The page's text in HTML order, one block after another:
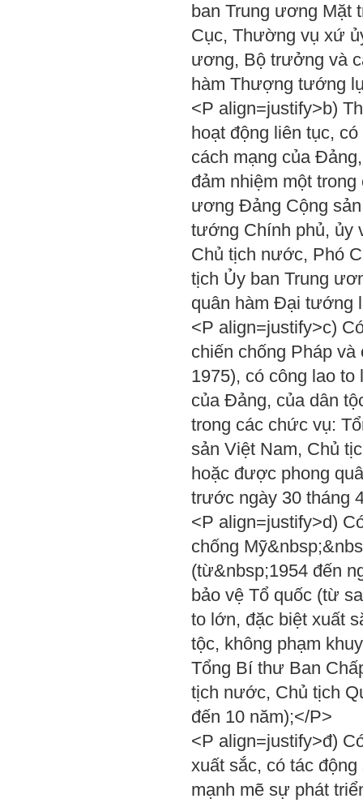
ban Trung ương Mặt
Cục, Thường vụ xứ
ương, Bộ trưởng và
hàm Thượng tướng
<P align=justify>b)
hoạt động liên tục,
cách mạng của
đảm nhiệm một
ương Đảng Cộng
tướng Chính phủ, ủy
Chủ tịch nước, Phó
tịch Ủy ban Trung
quân hàm Đại tướng
<P align=justify>c)
chiến chống Pháp
1975), có công lao
của Đảng, của dân
trong các chức vụ:
sản Việt Nam, Chủ
hoặc được phong
trước ngày 30 tháng
<P align=justify>d)
chống
(từ&nbsp;1954 đến
bảo vệ Tổ quốc (từ
to lớn, đặc biệt xuất
tộc, không phạm
Tổng Bí thư Ban
tịch nước, Chủ tịch
đến 10 năm);</P>
<P align=justify>đ)
xuất sắc, có tác
mạnh mẽ sự phát